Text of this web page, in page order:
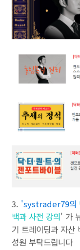
3. 'systrader79의
백과 사전 강의' 가
기 트레이딩과 자산
성원 부탁드립니다